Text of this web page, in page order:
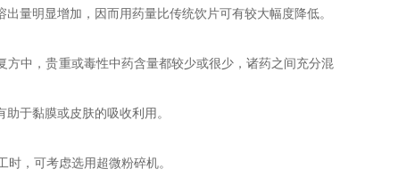
量明显增加，因而用药量比传统饮片可有较大幅度降低。
中，贵重或毒性中药含量都较少或很少，诸药之间充分混
于黏膜或皮肤的吸收利用。
，可考虑选用超微粉碎机。